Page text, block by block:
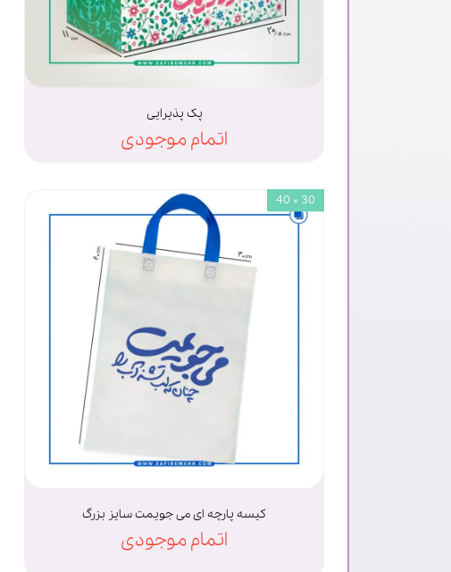
پک پذیرایی
اتمام موجودی
کیسه پارچه ای می جویمت سایز بزرگ
اتمام موجودی
30 * 40